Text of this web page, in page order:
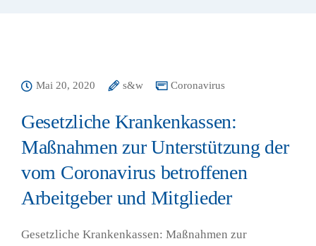
Mai 20, 2020 s&w Coronavirus
Gesetzliche Krankenkassen:
Maßnahmen zur Unterstützung der
vom Coronavirus betroffenen
Arbeitgeber und Mitglieder
Gesetzliche Krankenkassen: Maßnahmen zur